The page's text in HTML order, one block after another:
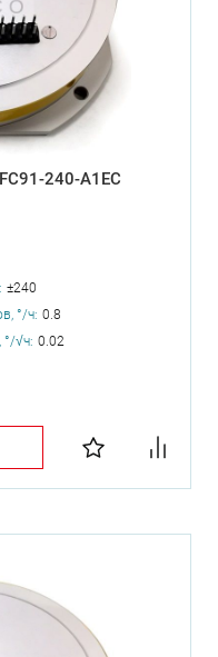
240-A1EC
±240
°/ч: 0.8
°/√ч: 0.02